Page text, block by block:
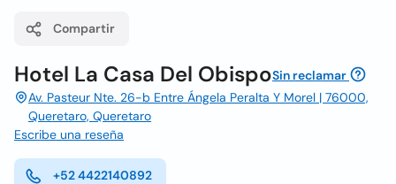
Compartir
Hotel La Casa Del ObispoSin reclamar
Av. Pasteur Nte. 26-b Entre Ángela Peralta Y Morel | 76000,
Queretaro, Queretaro
Escribe una reseña
+52 4422140892